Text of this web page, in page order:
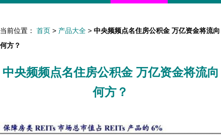
当前位置： 首页 > 产品大全 > 中央频频点名住房公积金 万亿资金将流向
何方？
中央频频点名住房公积金 万亿资金将流向
何方？